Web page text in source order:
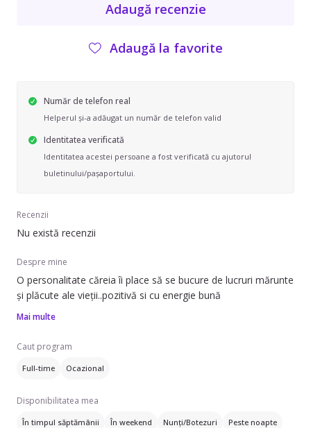
Adaugă recenzie
Adaugă la favorite
Număr de telefon real
Helperul și-a adăugat un număr de telefon valid
Identitatea verificată
Identitatea acestei persoane a fost verificată cu ajutorul
buletinului/pașaportului.
Recenzii
Nu există recenzii
Despre mine
O personalitate căreia îi place să se bucure de lucruri mărunte
și plăcute ale vieții..pozitivă si cu energie bună
Mai multe
Caut program
Full-time Ocazional
Disponibilitatea mea
În timpul săptămânii În weekend Nunți/Botezuri Peste noapte